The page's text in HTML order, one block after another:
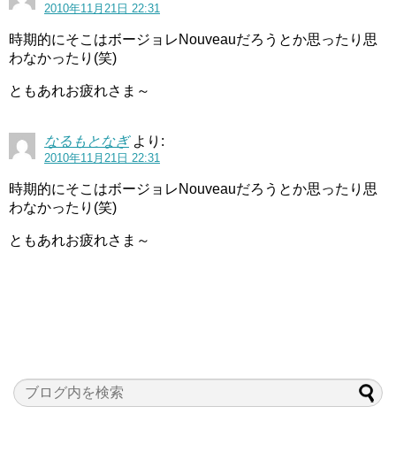
2010年11月21日 22:31
時期的にそこはボージョレNouveauだろうとか思ったり思
わなかったり(笑)
ともあれお疲れさま～
なるもとなぎ より:
2010年11月21日 22:31
時期的にそこはボージョレNouveauだろうとか思ったり思
わなかったり(笑)
ともあれお疲れさま～